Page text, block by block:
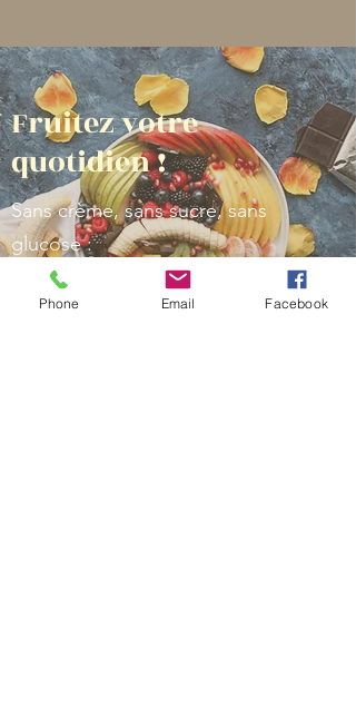
Fruitez votre
quotidien !
Sans crème, sans sucre, sans
glucose :
que des fruits frais !
Phone Email Facebook